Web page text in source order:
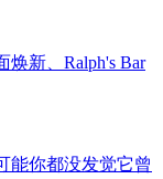
新、Ralph's Bar
能你都没发觉它曾